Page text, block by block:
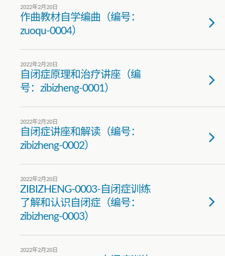
2022年2月20日
作曲教材自学编曲（编号：
zuoqu-0004）
2022年2月20日
自闭症原理和治疗讲座（编
号：zibizheng-0001）
2022年2月20日
自闭症讲座和解读（编号：
zibizheng-0002）
2022年2月20日
ZIBIZHENG-0003-自闭症训练
了解和认识自闭症（编号：
zibizheng-0003）
2022年2月20日